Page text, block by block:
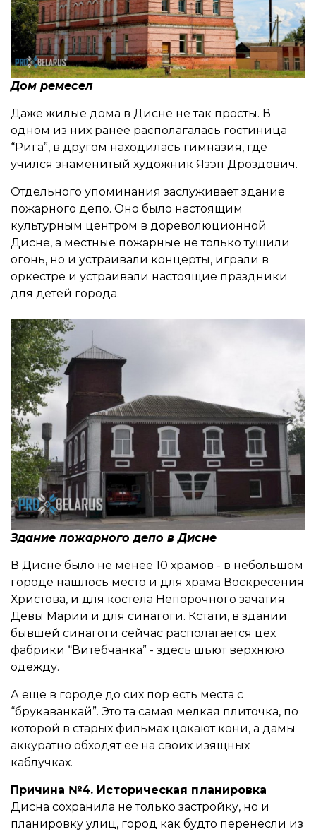
Дом ремесел
Даже жилые дома в Дисне не так просты. В
одном из них ранее располагалась гостиница
“Рига”, в другом находилась гимназия, где
учился знаменитый художник Язэп Дроздович.
Отдельного упоминания заслуживает здание
пожарного депо. Оно было настоящим
культурным центром в дореволюционной
Дисне, а местные пожарные не только тушили
огонь, но и устраивали концерты, играли в
оркестре и устраивали настоящие праздники
для детей города.
Здание пожарного депо в Дисне
В Дисне было не менее 10 храмов - в небольшом
городе нашлось место и для храма Воскресения
Христова, и для костела Непорочного зачатия
Девы Марии и для синагоги. Кстати, в здании
бывшей синагоги сейчас располагается цех
фабрики “Витебчанка” - здесь шьют верхнюю
одежду.
А еще в городе до сих пор есть места с
“брукаванкай”. Это та самая мелкая плиточка, по
которой в старых фильмах цокают кони, а дамы
аккуратно обходят ее на своих изящных
каблучках.
Причина №4. Историческая планировка
Дисна сохранила не только застройку, но и
планировку улиц, город как будто перенесли из